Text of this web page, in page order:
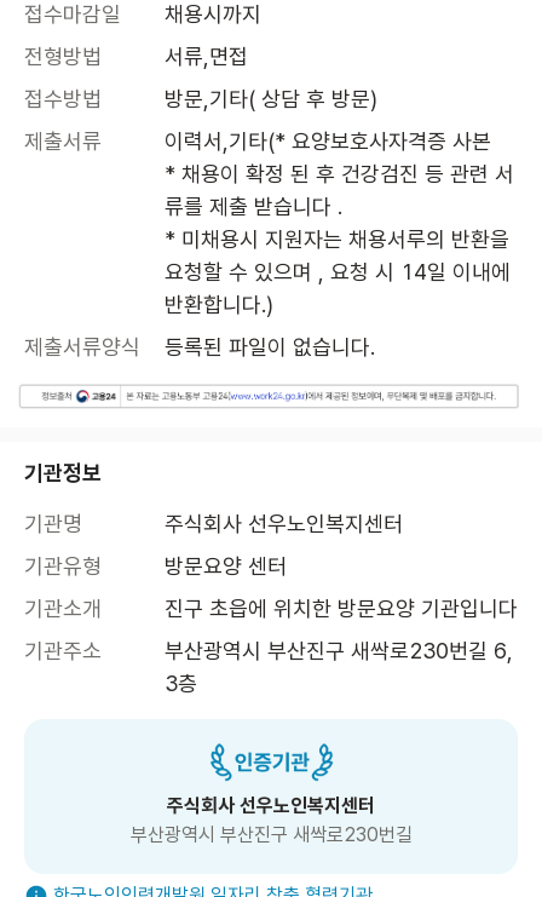
접수마감일
채용시까지
전형방법
서류,면접
접수방법
방문,기타( 상담 후 방문)
제출서류
이력서,기타(* 요양보호사자격증 사본
* 채용이 확정 된 후 건강검진 등 관련 서
류를 제출 받습니다 .
* 미채용시 지원자는 채용서루의 반환을
요청할 수 있으며 , 요청 시 14일 이내에
반환합니다.)
제출서류양식
등록된 파일이 없습니다.
기관정보
기관명
주식회사 선우노인복지센터
기관유형
방문요양 센터
기관소개
기관주소
부산광역시 부산진구 새싹로230번길 6,
3층
주식회사 선우노인복지센터
부산광역시 부산진구 새싹로230번길